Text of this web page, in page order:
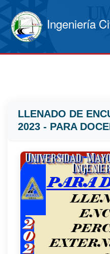
Ingeniería
LLENADO DE
2023 - PARA